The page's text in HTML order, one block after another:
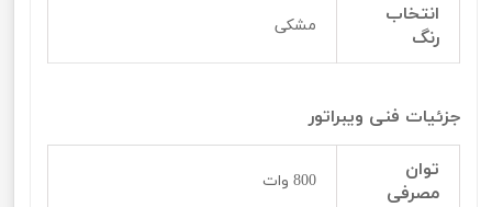
انتخاب
رنگ
مشکی
جزئیات فنی ویبراتور
توان
مصرفی
800 وات